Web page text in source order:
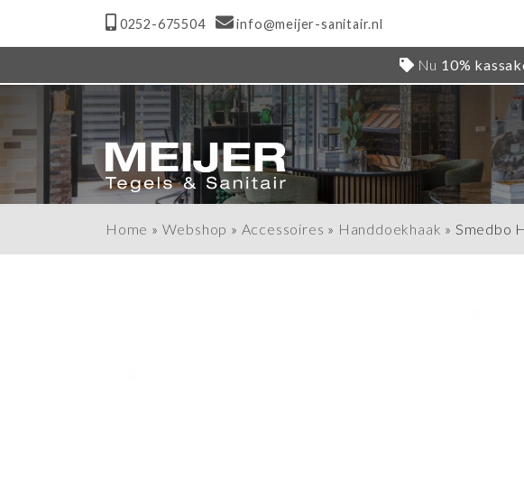
0252-675504 info@meijer-sanitair.nl
Nu 10%
Home » Webshop » Accessoires » Handdoekhaak » Smedbo